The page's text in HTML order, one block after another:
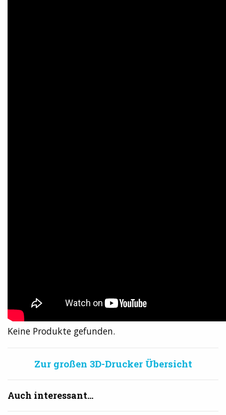
Keine Produkte gefunden.
Zur großen 3D-Drucker Übersicht
Auch interessant...